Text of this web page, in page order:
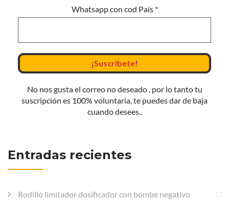
Whatsapp con cod País *
No nos gusta el correo no deseado , por lo tanto tu
suscripción es 100% voluntaria, te puedes dar de baja
cuando desees..
Entradas recientes
Rodillo limitador dosificador con bombe negativo